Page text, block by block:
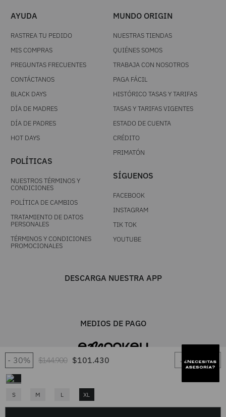
30% $144.900 $101.430 ＋
－
L
M
S XL
AYUDA
RASTREA TU PEDIDO
MIS COMPRAS
PREGUNTAS FRECUENTES
CONTÁCTANOS
BLACK DAYS
DÍA DE MADRES
DÍA DE PADRES
HOT DAYS
POLÍTICAS
NUESTROS TÉRMINOS Y
CONDICIONES
POLÍTICA DE CAMBIOS
TRATAMIENTO DE DATOS
PERSONALES
TÉRMINOS Y CONDICIONES
PROMOCIONALES
MUNDO ORIGIN
NUESTRAS TIENDAS
QUIÉNES SOMOS
TRABAJA CON NOSOTROS
PAGA FÁCIL
HISTÓRICO TASAS Y TARIFAS
TASAS Y TARIFAS VIGENTES
ESTADO DE CUENTA
CRÉDITO
PRIMATÓN
SÍGUENOS
FACEBOOK
INSTAGRAM
TIK TOK
YOUTUBE
DESCARGA NUESTRA APP
MEDIOS DE PAGO